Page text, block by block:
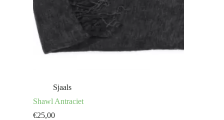
Sjaals
Shawl Antraciet
€25,00